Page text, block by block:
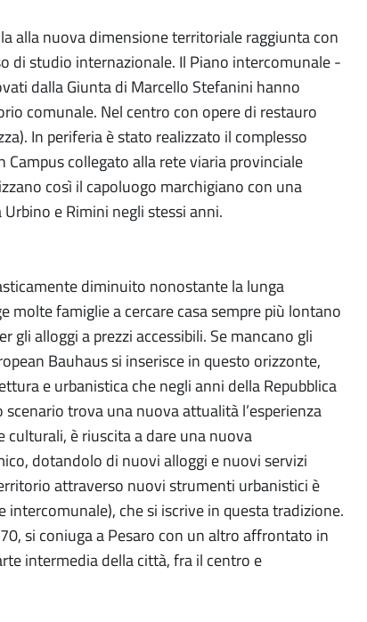
alla nuova dimensione territoriale raggiunta con
di studio internazionale. Il Piano intercomunale -
dalla Giunta di Marcello Stefanini hanno
comunale. Nel centro con opere di restauro
In periferia è stato realizzato il complesso
collegato alla rete viaria provinciale
così il capoluogo marchigiano con una
e Rimini negli stessi anni.
diminuito nonostante la lunga
famiglie a cercare casa sempre più lontano
gli alloggi a prezzi accessibili. Se mancano gli
Bauhaus si inserisce in questo orizzonte,
e urbanistica che negli anni della Repubblica
trova una nuova attualità l’esperienza
è riuscita a dare una nuova
dotandolo di nuovi alloggi e nuovi servizi
attraverso nuovi strumenti urbanistici è
che si iscrive in questa tradizione.
si coniuga a Pesaro con un altro affrontato in
intermedia della città, fra il centro e